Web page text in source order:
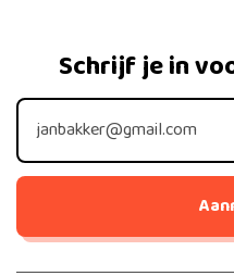
Schrijf je in